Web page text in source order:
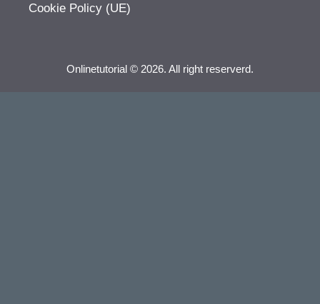
Cookie Policy (UE)
Onlinetutorial © 2026. All right reserverd.